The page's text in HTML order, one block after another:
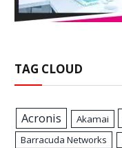
TAG CLOUD
Acronis Akamai
Barracuda Networks